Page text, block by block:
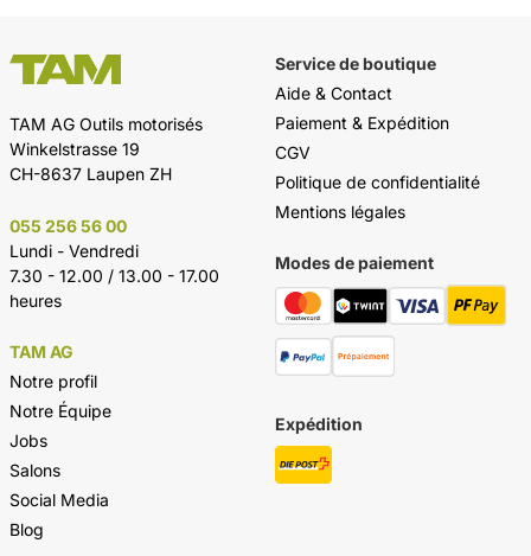
TAM AG Outils motorisés
Winkelstrasse 19
CH-8637 Laupen ZH
055 256 56 00
Lundi - Vendredi
7.30 - 12.00 / 13.00 - 17.00
heures
TAM AG
Notre profil
Notre Équipe
Jobs
Salons
Social Media
Blog
Service de boutique
Aide & Contact
Paiement & Expédition
CGV
Politique de confidentialité
Mentions légales
Modes de paiement
Expédition